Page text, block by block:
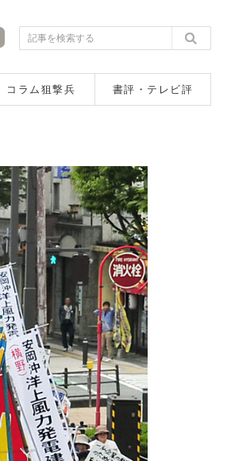
コラム狙撃兵 書評・テレビ評